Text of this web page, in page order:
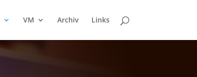
VM Archiv Links